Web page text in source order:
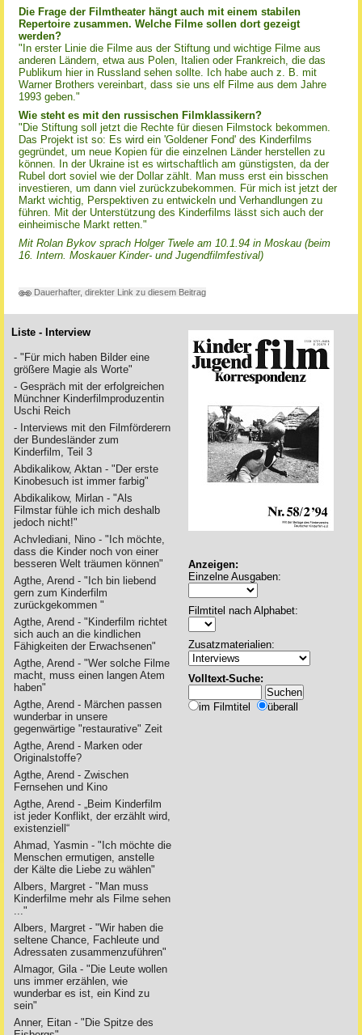
Die Frage der Filmtheater hängt auch mit einem stabilen
Repertoire zusammen. Welche Filme sollen dort gezeigt
werden?
"In erster Linie die Filme aus der Stiftung und wichtige Filme aus
anderen Ländern, etwa aus Polen, Italien oder Frankreich, die das
Publikum hier in Russland sehen sollte. Ich habe auch z. B. mit
Warner Brothers vereinbart, dass sie uns elf Filme aus dem Jahre
1993 geben."
Wie steht es mit den russischen Filmklassikern?
"Die Stiftung soll jetzt die Rechte für diesen Filmstock bekommen.
Das Projekt ist so: Es wird ein 'Goldener Fond' des Kinderfilms
gegründet, um neue Kopien für die einzelnen Länder herstellen zu
können. In der Ukraine ist es wirtschaftlich am günstigsten, da der
Rubel dort soviel wie der Dollar zählt. Man muss erst ein bisschen
investieren, um dann viel zurückzubekommen. Für mich ist jetzt der
Markt wichtig, Perspektiven zu entwickeln und Verhandlungen zu
führen. Mit der Unterstützung des Kinderfilms lässt sich auch der
einheimische Markt retten."
Mit Rolan Bykov sprach Holger Twele am 10.1.94 in Moskau (beim
16. Intern. Moskauer Kinder- und Jugendfilmfestival)
Dauerhafter, direkter Link zu diesem Beitrag
Liste - Interview
- "Für mich haben Bilder eine
größere Magie als Worte"
- Gespräch mit der erfolgreichen
Münchner Kinderfilmproduzentin
Uschi Reich
- Interviews mit den Filmförderern
der Bundesländer zum
Kinderfilm, Teil 3
Abdikalikow, Aktan - "Der erste
Kinobesuch ist immer farbig"
Abdikalikow, Mirlan - "Als
Filmstar fühle ich mich deshalb
jedoch nicht!"
Achvlediani, Nino - "Ich möchte,
dass die Kinder noch von einer
besseren Welt träumen können"
Agthe, Arend - "Ich bin liebend
gern zum Kinderfilm
zurückgekommen "
Agthe, Arend - "Kinderfilm richtet
sich auch an die kindlichen
Fähigkeiten der Erwachsenen"
Agthe, Arend - "Wer solche Filme
macht, muss einen langen Atem
haben"
Agthe, Arend - Märchen passen
wunderbar in unsere
gegenwärtige "restaurative" Zeit
Agthe, Arend - Marken oder
Originalstoffe?
Agthe, Arend - Zwischen
Fernsehen und Kino
Agthe, Arend - „Beim Kinderfilm
ist jeder Konflikt, der erzählt wird,
existenziell“
Ahmad, Yasmin - "Ich möchte die
Menschen ermutigen, anstelle
der Kälte die Liebe zu wählen"
Albers, Margret - "Man muss
Kinderfilme mehr als Filme sehen
..."
Albers, Margret - "Wir haben die
seltene Chance, Fachleute und
Adressaten zusammenzuführen"
Almagor, Gila - "Die Leute wollen
uns immer erzählen, wie
wunderbar es ist, ein Kind zu
sein"
Anner, Eitan - "Die Spitze des
Anzeigen:
Einzelne Ausgaben:
Filmtitel nach Alphabet:
Zusatzmaterialien:
Volltext-Suche:
im Filmtitel überall